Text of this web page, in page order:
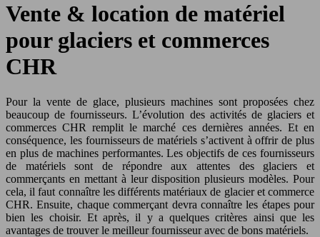
Vente & location de matériel
pour glaciers et commerces
CHR
Pour la vente de glace, plusieurs machines sont proposées chez
beaucoup de fournisseurs. L’évolution des activités de glaciers et
commerces CHR remplit le marché ces dernières années. Et en
conséquence, les fournisseurs de matériels s’activent à offrir de plus
en plus de machines performantes. Les objectifs de ces fournisseurs
de matériels sont de répondre aux attentes des glaciers et
commerçants en mettant à leur disposition plusieurs modèles. Pour
cela, il faut connaître les différents matériaux de glacier et commerce
CHR. Ensuite, chaque commerçant devra connaître les étapes pour
bien les choisir. Et après, il y a quelques critères ainsi que les
avantages de trouver le meilleur fournisseur avec de bons matériels.